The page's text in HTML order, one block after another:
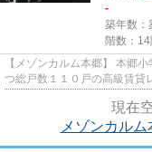
-
築年数：
階数：14
【メゾンカルム本郷】 本郷
つ総戸数１１０戸の高級賃貸
現在
メゾンカル